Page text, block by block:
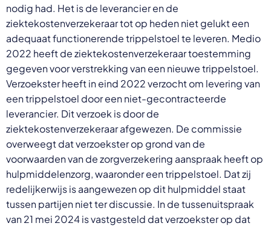
nodig had. Het is de leverancier en de
ziektekostenverzekeraar tot op heden niet gelukt een
adequaat functionerende trippelstoel te leveren. Medio
2022 heeft de ziektekostenverzekeraar toestemming
gegeven voor verstrekking van een nieuwe trippelstoel.
Verzoekster heeft in eind 2022 verzocht om levering van
een trippelstoel door een niet-gecontracteerde
leverancier. Dit verzoek is door de
ziektekostenverzekeraar afgewezen. De commissie
overweegt dat verzoekster op grond van de
voorwaarden van de zorgverzekering aanspraak heeft op
hulpmiddelenzorg, waaronder een trippelstoel. Dat zij
redelijkerwijs is aangewezen op dit hulpmiddel staat
tussen partijen niet ter discussie. In de tussenuitspraak
van 21 mei 2024 is vastgesteld dat verzoekster op dat